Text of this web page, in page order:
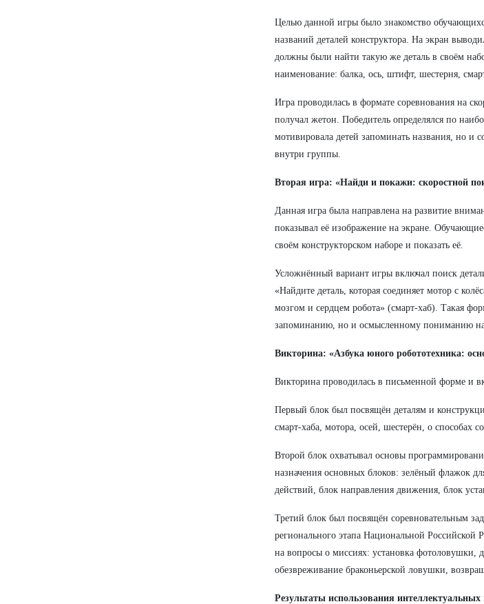
Целью данной игры было знакомство
названий деталей конструктора. На экран
должны были найти такую же деталь в своём
наименование: балка, ось, штифт, шестерня,
Игра проводилась в формате соревнования на
получал жетон. Победитель определялся по
мотивировала детей запоминать названия, но и
внутри группы.
Вторая игра: «Найди и покажи: скоростной
Данная игра была направлена на развитие
показывал её изображение на экране.
своём конструкторском наборе и показать её.
Усложнённый вариант игры включал поиск
«Найдите деталь, которая соединяет мотор с
мозгом и сердцем робота» (смарт-хаб). Такая
запоминанию, но и осмысленному пониманию
Викторина: «Азбука юного робототехника:
Викторина проводилась в письменной форме и
Первый блок был посвящён деталям и
смарт-хаба, мотора, осей, шестерён, о способах
Второй блок охватывал основы
назначения основных блоков: зелёный флажок
действий, блок направления движения, блок
Третий блок был посвящён соревновательным
регионального этапа Национальной Российской
на вопросы о миссиях: установка фотоловушки,
обезвреживание браконьерской ловушки,
Результаты использования интеллектуальных